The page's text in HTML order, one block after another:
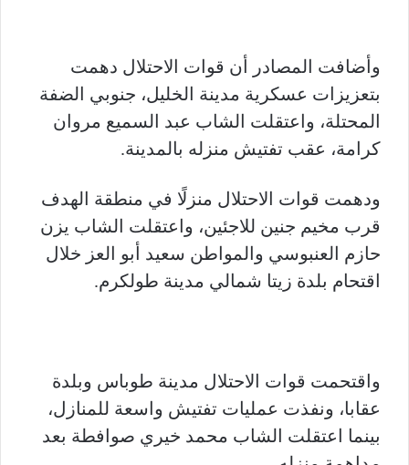
وأضافت المصادر أن قوات الاحتلال دهمت
بتعزيزات عسكرية مدينة الخليل، جنوبي الضفة
المحتلة، واعتقلت الشاب عبد السميع مروان
كرامة، عقب تفتيش منزله بالمدينة.
ودهمت قوات الاحتلال منزلًا في منطقة الهدف
قرب مخيم جنين للاجئين، واعتقلت الشاب يزن
حازم العنبوسي والمواطن سعيد أبو العز خلال
اقتحام بلدة زيتا شمالي مدينة طولكرم.
واقتحمت قوات الاحتلال مدينة طوباس وبلدة
عقابا، ونفذت عمليات تفتيش واسعة للمنازل،
بينما اعتقلت الشاب محمد خيري صوافطة بعد